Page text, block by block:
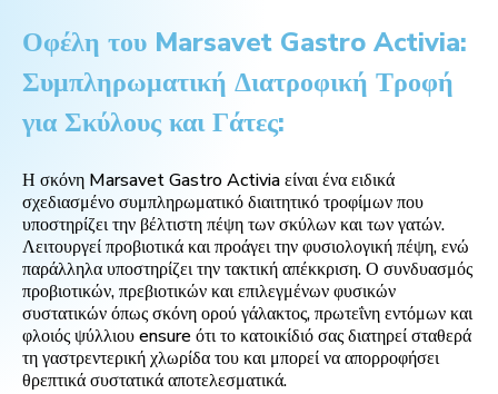
Οφέλη του Marsavet Gastro Activia:
Συμπληρωματική Διατροφική Τροφή
για Σκύλους και Γάτες:
Η σκόνη Marsavet Gastro Activia είναι ένα ειδικά
σχεδιασμένο συμπληρωματικό διαιτητικό τροφίμων που
υποστηρίζει την βέλτιστη πέψη των σκύλων και των γατών.
Λειτουργεί προβιοτικά και προάγει την φυσιολογική πέψη, ενώ
παράλληλα υποστηρίζει την τακτική απέκκριση. Ο συνδυασμός
προβιοτικών, πρεβιοτικών και επιλεγμένων φυσικών
συστατικών όπως σκόνη ορού γάλακτος, πρωτεΐνη εντόμων και
φλοιός ψύλλιου ensure ότι το κατοικίδιό σας διατηρεί σταθερά
τη γαστρεντερική χλωρίδα του και μπορεί να απορροφήσει
θρεπτικά συστατικά αποτελεσματικά.